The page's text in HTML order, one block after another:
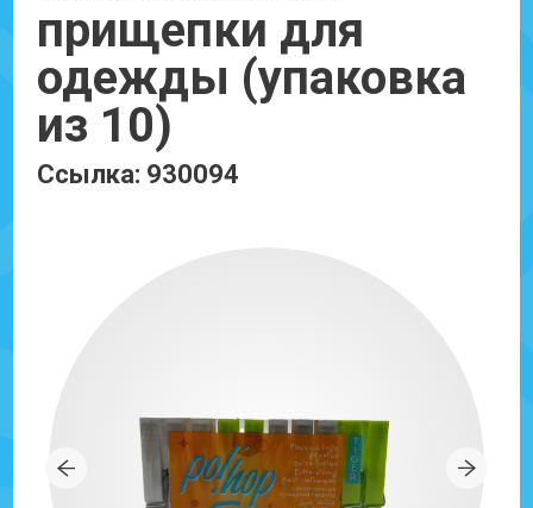
прищепки для
одежды (упаковка
из 10)
Ссылка: 930094